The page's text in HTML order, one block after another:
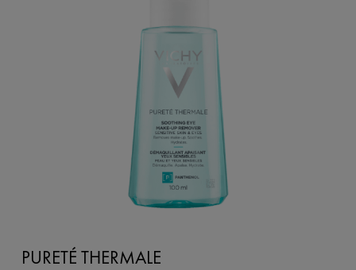
PURETÉ THERMALE